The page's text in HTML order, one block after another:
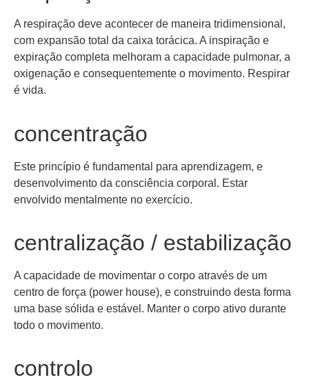
A respiração deve acontecer de maneira tridimensional,
com expansão total da caixa torácica. A inspiração e
expiração completa melhoram a capacidade pulmonar, a
oxigenação e consequentemente o movimento. Respirar
é vida.
concentração
Este princípio é fundamental para aprendizagem, e
desenvolvimento da consciência corporal. Estar
envolvido mentalmente no exercício.
centralização / estabilização
A capacidade de movimentar o corpo através de um
centro de força (power house), e construindo desta forma
uma base sólida e estável. Manter o corpo ativo durante
todo o movimento.
controlo